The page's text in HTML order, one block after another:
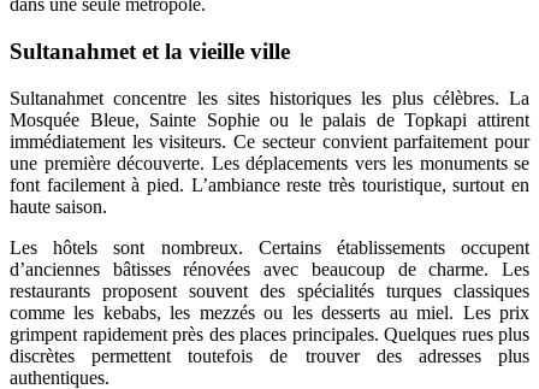
dans une seule métropole.
Sultanahmet et la vieille ville
Sultanahmet concentre les sites historiques les plus célèbres. La
Mosquée Bleue, Sainte Sophie ou le palais de Topkapi attirent
immédiatement les visiteurs. Ce secteur convient parfaitement pour
une première découverte. Les déplacements vers les monuments se
font facilement à pied. L’ambiance reste très touristique, surtout en
haute saison.
Les hôtels sont nombreux. Certains établissements occupent
d’anciennes bâtisses rénovées avec beaucoup de charme. Les
restaurants proposent souvent des spécialités turques classiques
comme les kebabs, les mezzés ou les desserts au miel. Les prix
grimpent rapidement près des places principales. Quelques rues plus
discrètes permettent toutefois de trouver des adresses plus
authentiques.